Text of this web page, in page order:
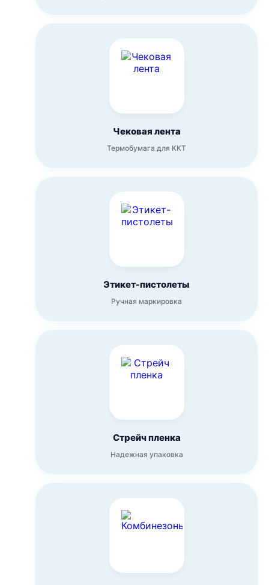
Чековая лента
Термобумага для ККТ
Этикет-пистолеты
Ручная маркировка
Стрейч пленка
Надежная упаковка